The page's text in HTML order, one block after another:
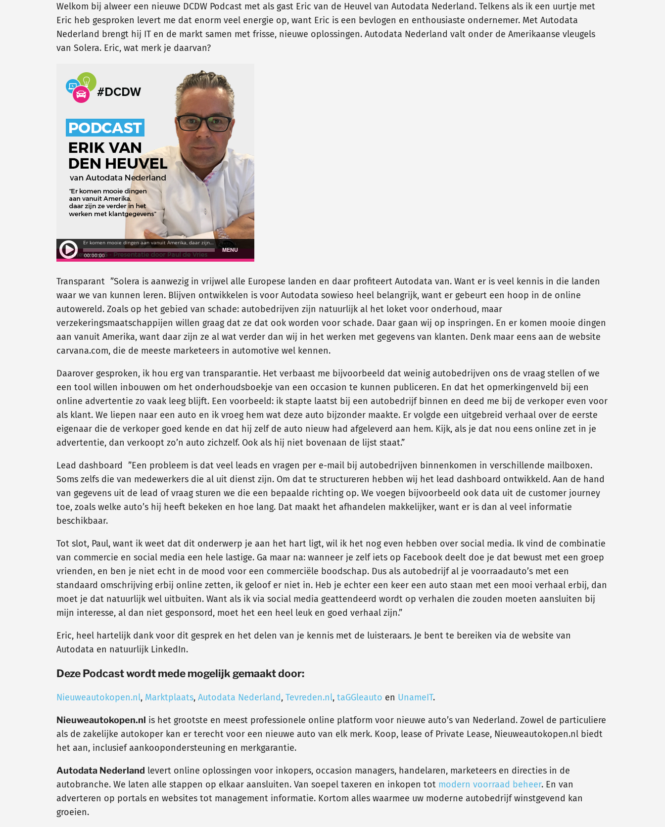
Welkom bij alweer een nieuwe DCDW Podcast met als gast Eric van de Heuvel van Autodata Nederland. Telkens als ik een uurtje met
Eric heb gesproken levert me dat enorm veel energie op, want Eric is een bevlogen en enthousiaste ondernemer. Met Autodata
Nederland brengt hij IT en de markt samen met frisse, nieuwe oplossingen. Autodata Nederland valt onder de Amerikaanse vleugels
van Solera. Eric, wat merk je daarvan?
Transparant ”Solera is aanwezig in vrijwel alle Europese landen en daar profiteert Autodata van. Want er is veel kennis in die landen
waar we van kunnen leren. Blijven ontwikkelen is voor Autodata sowieso heel belangrijk, want er gebeurt een hoop in de online
autowereld. Zoals op het gebied van schade: autobedrijven zijn natuurlijk al het loket voor onderhoud, maar
verzekeringsmaatschappijen willen graag dat ze dat ook worden voor schade. Daar gaan wij op inspringen. En er komen mooie dingen
aan vanuit Amerika, want daar zijn ze al wat verder dan wij in het werken met gegevens van klanten. Denk maar eens aan de website
carvana.com, die de meeste marketeers in automotive wel kennen.
Daarover gesproken, ik hou erg van transparantie. Het verbaast me bijvoorbeeld dat weinig autobedrijven ons de vraag stellen of we
een tool willen inbouwen om het onderhoudsboekje van een occasion te kunnen publiceren. En dat het opmerkingenveld bij een
online advertentie zo vaak leeg blijft. Een voorbeeld: ik stapte laatst bij een autobedrijf binnen en deed me bij de verkoper even voor
als klant. We liepen naar een auto en ik vroeg hem wat deze auto bijzonder maakte. Er volgde een uitgebreid verhaal over de eerste
eigenaar die de verkoper goed kende en dat hij zelf de auto nieuw had afgeleverd aan hem. Kijk, als je dat nou eens online zet in je
advertentie, dan verkoopt zo’n auto zichzelf. Ook als hij niet bovenaan de lijst staat.”
Lead dashboard ”Een probleem is dat veel leads en vragen per e-mail bij autobedrijven binnenkomen in verschillende mailboxen.
Soms zelfs die van medewerkers die al uit dienst zijn. Om dat te structureren hebben wij het lead dashboard ontwikkeld. Aan de hand
van gegevens uit de lead of vraag sturen we die een bepaalde richting op. We voegen bijvoorbeeld ook data uit de customer journey
toe, zoals welke auto’s hij heeft bekeken en hoe lang. Dat maakt het afhandelen makkelijker, want er is dan al veel informatie
beschikbaar.
Tot slot, Paul, want ik weet dat dit onderwerp je aan het hart ligt, wil ik het nog even hebben over social media. Ik vind de combinatie
van commercie en social media een hele lastige. Ga maar na: wanneer je zelf iets op Facebook deelt doe je dat bewust met een groep
vrienden, en ben je niet echt in de mood voor een commerciële boodschap. Dus als autobedrijf al je voorraadauto’s met een
standaard omschrijving erbij online zetten, ik geloof er niet in. Heb je echter een keer een auto staan met een mooi verhaal erbij, dan
moet je dat natuurlijk wel uitbuiten. Want als ik via social media geattendeerd wordt op verhalen die zouden moeten aansluiten bij
mijn interesse, al dan niet gesponsord, moet het een heel leuk en goed verhaal zijn.”
Eric, heel hartelijk dank voor dit gesprek en het delen van je kennis met de luisteraars. Je bent te bereiken via de website van
Autodata en natuurlijk LinkedIn.
Deze Podcast wordt mede mogelijk gemaakt door:
Nieuweautokopen.nl, Marktplaats, Autodata Nederland, Tevreden.nl, taGGleauto en UnameIT.
Nieuweautokopen.nl is het grootste en meest professionele online platform voor nieuwe auto’s van Nederland. Zowel de particuliere
als de zakelijke autokoper kan er terecht voor een nieuwe auto van elk merk. Koop, lease of Private Lease, Nieuweautokopen.nl biedt
het aan, inclusief aankoopondersteuning en merkgarantie.
Autodata Nederland levert online oplossingen voor inkopers, occasion managers, handelaren, marketeers en directies in de
autobranche. We laten alle stappen op elkaar aansluiten. Van soepel taxeren en inkopen tot modern voorraad beheer. En van
adverteren op portals en websites tot management informatie. Kortom alles waarmee uw moderne autobedrijf winstgevend kan
groeien.